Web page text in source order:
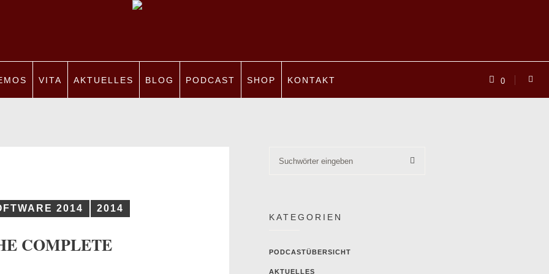
0
VITA AKTUELLES BLOG PODCAST SHOP KONTAKT
2014 2014
COMPLETE
KATEGORIEN
PODCASTÜBERSICHT
AKTUELLES